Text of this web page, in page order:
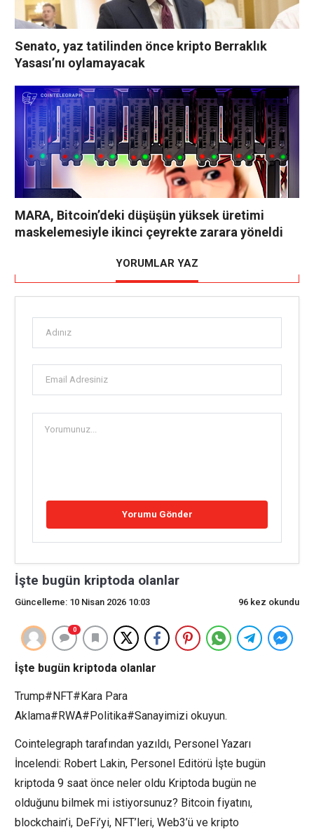
Senato, yaz tatilinden önce kripto Berraklık
Yasası’nı oylamayacak
MARA, Bitcoin’deki düşüşün yüksek üretimi
maskelemesiyle ikinci çeyrekte zarara yöneldi
YORUMLAR YAZ
İşte bugün kriptoda olanlar
Güncelleme: 10 Nisan 2026 10:03 96 kez okundu
0
İşte bugün kriptoda olanlar
Trump#NFT#Kara Para
Aklama#RWA#Politika#Sanayimizi okuyun.
Cointelegraph tarafından yazıldı, Personel Yazarı
İncelendi: Robert Lakin, Personel Editörü İşte bugün
kriptoda 9 saat önce neler oldu Kriptoda bugün ne
olduğunu bilmek mi istiyorsunuz? Bitcoin fiyatını,
blockchain’i, DeFi’yi, NFT’leri, Web3’ü ve kripto